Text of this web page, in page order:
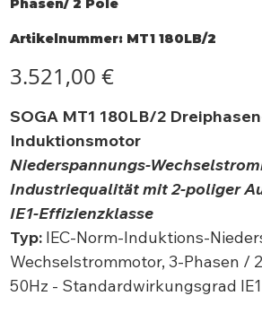
Phasen/ 2 Pole
Artikelnummer: Artikelnummer:
MT1
MT1 180LB/2
3.521,00 €
SOGA MT1 180LB/2
Induktionsmotor
Niederspannungs-
Industriequalität mit 2-poliger
IE1-Effizienzklasse
Typ:IEC-Norm-Induktions-
Wechselstrommotor, 3-Phasen /
50Hz - Standardwirkungsgrad IE1